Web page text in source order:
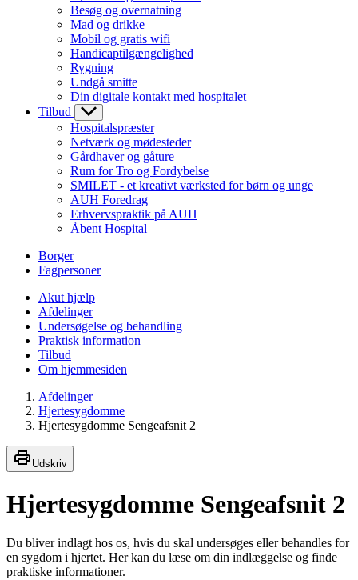
Besøg og overnatning
Mad og drikke
Mobil og gratis wifi
Handicaptilgængelighed
Rygning
Undgå smitte
Din digitale kontakt med hospitalet
Tilbud
Hospitalspræster
Netværk og mødesteder
Gårdhaver og gåture
Rum for Tro og Fordybelse
SMILET - et kreativt værksted for børn og unge
AUH Foredrag
Erhvervspraktik på AUH
Åbent Hospital
Borger
Fagpersoner
Akut hjælp
Afdelinger
Undersøgelse og behandling
Praktisk information
Tilbud
Om hjemmesiden
Afdelinger
Hjertesygdomme
Hjertesygdomme Sengeafsnit 2
Udskriv
Hjertesygdomme Sengeafsnit 2
Du bliver indlagt hos os, hvis du skal undersøges eller behandles for
en sygdom i hjertet. Her kan du læse om din indlæggelse og finde
praktiske informationer.